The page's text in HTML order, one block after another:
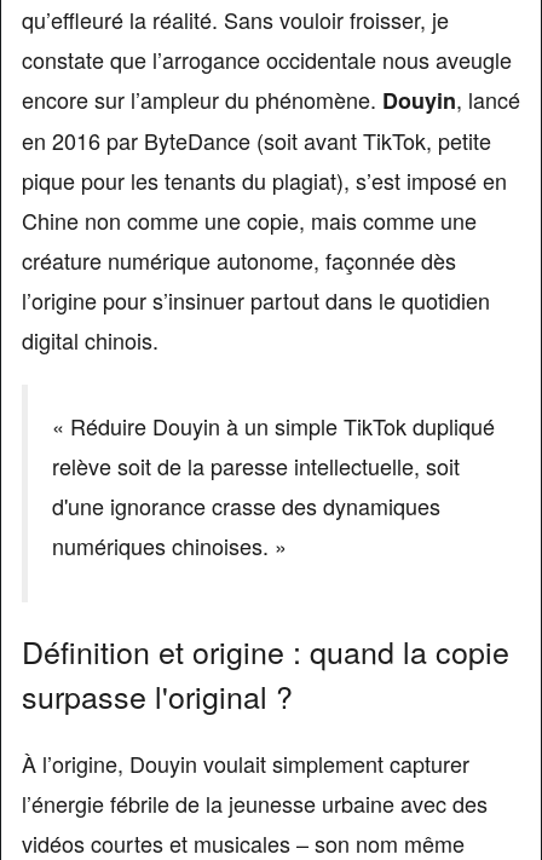
qu’effleuré la réalité. Sans vouloir froisser, je
constate que l’arrogance occidentale nous aveugle
encore sur l’ampleur du phénomène. Douyin, lancé
en 2016 par ByteDance (soit avant TikTok, petite
pique pour les tenants du plagiat), s’est imposé en
Chine non comme une copie, mais comme une
créature numérique autonome, façonnée dès
l’origine pour s’insinuer partout dans le quotidien
digital chinois.
« Réduire Douyin à un simple TikTok dupliqué
relève soit de la paresse intellectuelle, soit
d'une ignorance crasse des dynamiques
numériques chinoises. »
Définition et origine : quand la copie
surpasse l'original ?
À l’origine, Douyin voulait simplement capturer
l’énergie fébrile de la jeunesse urbaine avec des
vidéos courtes et musicales – son nom même